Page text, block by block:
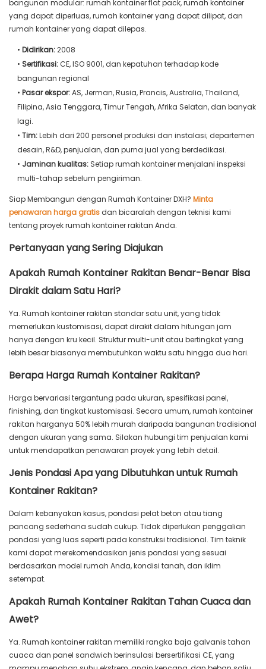
bangunan modular: rumah kontainer flat pack, rumah kontainer
yang dapat diperluas, rumah kontainer yang dapat dilipat, dan
rumah kontainer yang dapat dilepas.
•Didirikan:2008
•Sertifikasi:CE, ISO 9001, dan kepatuhan terhadap kode
bangunan regional
•Pasar ekspor:AS, Jerman, Rusia, Prancis, Australia, Thailand,
Filipina, Asia Tenggara, Timur Tengah, Afrika Selatan, dan banyak
lagi.
•Tim:Lebih dari 200 personel produksi dan instalasi; departemen
desain, R&D, penjualan, dan purna jual yang berdedikasi.
• Jaminan kualitas: Setiap rumah kontainer menjalani inspeksi
multi-tahap sebelum pengiriman.
Siap Membangun dengan Rumah Kontainer DXH? Minta
penawaran harga gratisdan bicaralah dengan teknisi kami
tentang proyek rumah kontainer rakitan Anda.
Pertanyaan yang Sering Diajukan
Apakah Rumah Kontainer Rakitan Benar-Benar Bisa
Dirakit dalam Satu Hari?
Ya. Rumah kontainer rakitan standar satu unit, yang tidak
memerlukan kustomisasi, dapat dirakit dalam hitungan jam
hanya dengan kru kecil. Struktur multi-unit atau bertingkat yang
lebih besar biasanya membutuhkan waktu satu hingga dua hari.
Berapa Harga Rumah Kontainer Rakitan?
Harga bervariasi tergantung pada ukuran, spesifikasi panel,
finishing, dan tingkat kustomisasi. Secara umum, rumah kontainer
rakitan harganya 50% lebih murah daripada bangunan tradisional
dengan ukuran yang sama. Silakan hubungi tim penjualan kami
untuk mendapatkan penawaran proyek yang lebih detail.
Jenis Pondasi Apa yang Dibutuhkan untuk Rumah
Kontainer Rakitan?
Dalam kebanyakan kasus, pondasi pelat beton atau tiang
pancang sederhana sudah cukup. Tidak diperlukan penggalian
pondasi yang luas seperti pada konstruksi tradisional. Tim teknik
kami dapat merekomendasikan jenis pondasi yang sesuai
berdasarkan model rumah Anda, kondisi tanah, dan iklim
setempat.
Apakah Rumah Kontainer Rakitan Tahan Cuaca dan
Awet?
Ya. Rumah kontainer rakitan memiliki rangka baja galvanis tahan
cuaca dan panel sandwich berinsulasi bersertifikasi CE, yang